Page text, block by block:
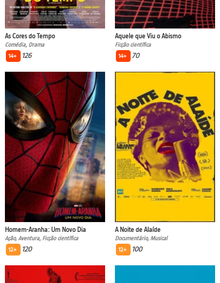
As Cores do Tempo
Comédia, Drama
14+
126
Aquele que Viu o Abismo
Ficção científica
14+
70
Homem-Aranha: Um Novo Dia
Ação, Aventura, Ficção científica
12+
120
A Noite de Alaíde
Documentário, Musical
12+
100